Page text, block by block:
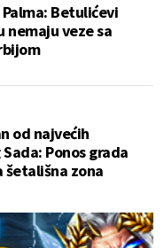
Betulićevi
nemaju veze sa
od najvećih
Ponos grada
šetališna zona